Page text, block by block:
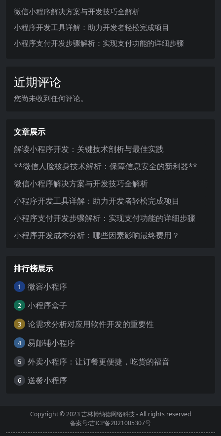
微信小程序解决方案与开发技巧全解析
小程序开发工具详解：助力开发者轻松完成项目
小程序支付开发步骤解析：实现支付功能的详细步骤
近期评论
您尚未收到任何评论。
文章展示
解读小程序开发：关键技术剖析与最佳实践
**微信人脸核身技术解析：保障信息安全的新利器**
微信小程序解决方案与开发技巧全解析
小程序开发工具详解：助力开发者轻松完成项目
小程序支付开发步骤解析：实现支付功能的详细步骤
小程序开发成本分析：哪些因素影响最终费用？
排行榜展示
1 微容小程序
2 小程序盒子
3 论需求分析对应用软件开发的重要性
4 易邮铺小程序
5 外卖小程序：让订餐更便捷，吃货的福音
6 送餐小程序
Copyright © 2023吉林博纳德网络科技- All rights reserved
备案号:吉ICP备2021005307号